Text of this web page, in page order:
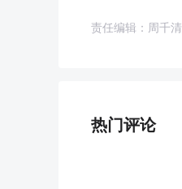
责任编辑：周千清
热门评论